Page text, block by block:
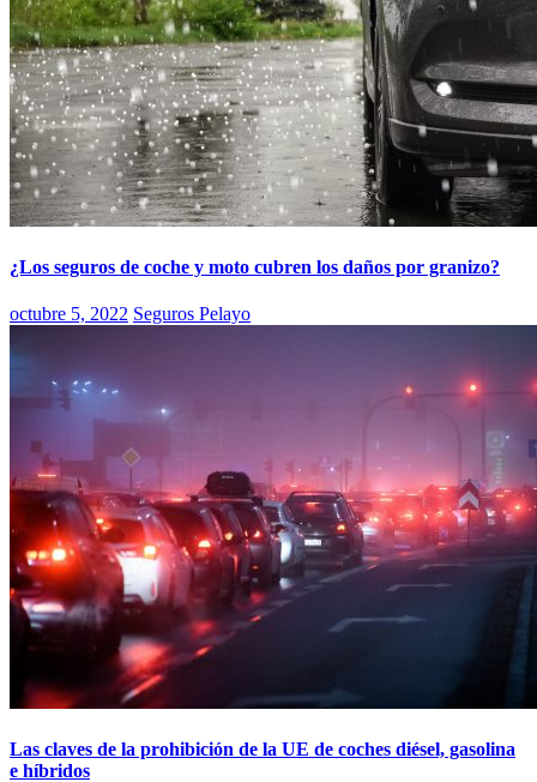
¿Los seguros de coche y moto cubren los daños por granizo?
octubre 5, 2022 Seguros Pelayo
Las claves de la prohibición de la UE de coches diésel, gasolina
e híbridos